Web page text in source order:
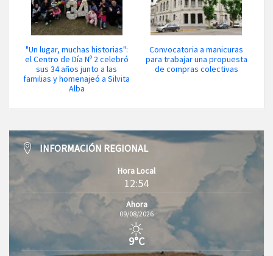
"Un lugar, muchas historias":
el Centro de Día Nº 2 celebró
sus 34 años junto a las
familias y homenajeó a Silvita
Alba
Convocatoria a manicuras
para trabajar una propuesta
de compras colectivas
INFORMACIÓN REGIONAL
Hora Local
12:54
Ahora
09/08/2026
9°C